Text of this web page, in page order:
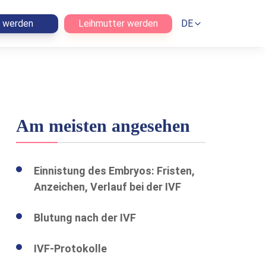
Leihmutter werden DE
Am meisten angesehen
Einnistung des Embryos: Fristen,
Anzeichen, Verlauf bei der IVF
Blutung nach der IVF
IVF-Protokolle